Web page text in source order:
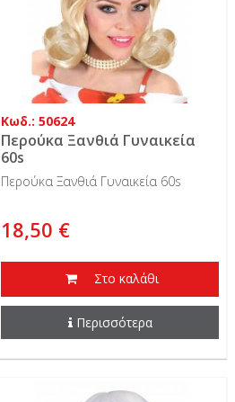
Κωδ.: 50624
Περούκα Ξανθιά Γυναικεία
60s
Περούκα Ξανθιά Γυναικεία 60s
18,50 €
Στο καλάθι
Περισσότερα